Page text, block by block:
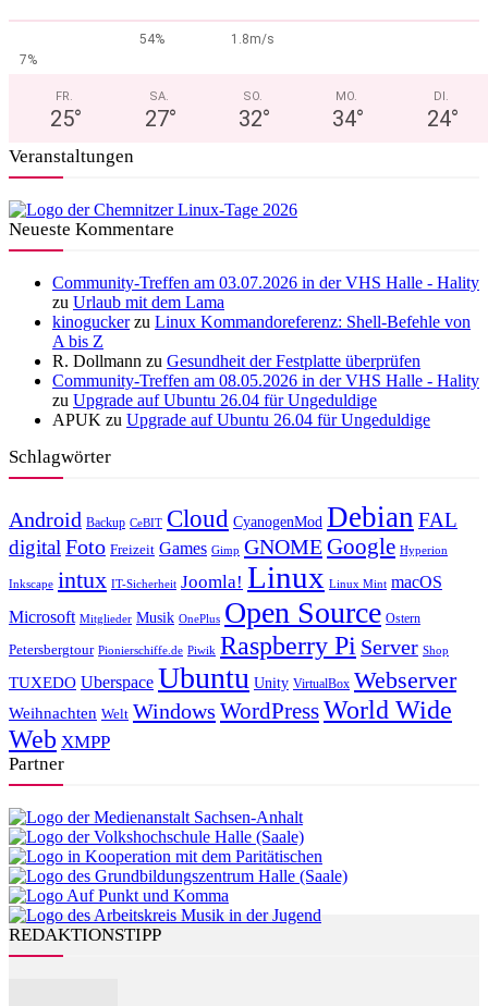
54%
1.8m/s
7%
FR.
25°
SA.
27°
SO.
32°
MO.
34°
DI.
24°
Veranstaltungen
Neueste Kommentare
Community-Treffen am 03.07.2026 in der VHS Halle - Hality
zu Urlaub mit dem Lama
kinoguckerzu Linux Kommandoreferenz: Shell-Befehle von
A bis Z
R. Dollmann zu Gesundheit der Festplatte überprüfen
Community-Treffen am 08.05.2026 in der VHS Halle - Hality
zu Upgrade auf Ubuntu 26.04 für Ungeduldige
APUK zu Upgrade auf Ubuntu 26.04 für Ungeduldige
Schlagwörter
Android Backup CeBIT Cloud CyanogenMod Debian FAL
digital Foto Freizeit Games Gimp GNOMEGoogle Hyperion
Inkscape intux IT-Sicherheit Joomla! Linux Linux Mint macOS
Microsoft Mitglieder Musik OnePlus Open Source Ostern
Petersbergtour Pionierschiffe.de Piwik Raspberry Pi Server Shop
TUXEDO Uberspace Ubuntu Unity VirtualBox Webserver
Weihnachten Welt Windows WordPressWorld Wide
Web XMPP
Partner
REDAKTIONSTIPP